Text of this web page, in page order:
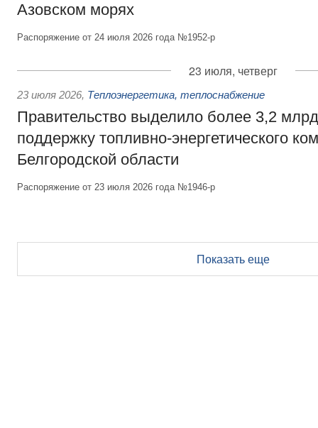
Азовском морях
Распоряжение от 24 июля 2026 года №1952-р
23 июля, четверг
23 июля 2026, Теплоэнергетика, теплоснабжение
Правительство выделило более 3,2
поддержку топливно-энергетического
Белгородской области
Распоряжение от 23 июля 2026 года №1946-р
Показать еще